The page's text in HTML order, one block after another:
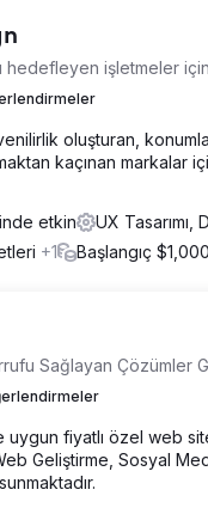
hedefleyen işletmeler
oluşturan,
kaçınan
etkin
UX Tasarımı,
+1 Başlangıç $1,000
Sağlayan Çözümler
fiyatlı özel web
Geliştirme, Sosyal